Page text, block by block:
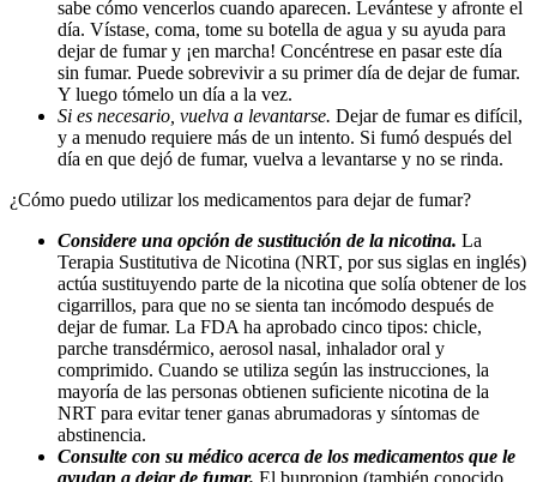
sabe cómo vencerlos cuando aparecen. Levántese y afronte el
día. Vístase, coma, tome su botella de agua y su ayuda para
dejar de fumar y ¡en marcha! Concéntrese en pasar este día
sin fumar. Puede sobrevivir a su primer día de dejar de fumar.
Y luego tómelo un día a la vez.
Si es necesario, vuelva a levantarse. Dejar de fumar es difícil,
y a menudo requiere más de un intento. Si fumó después del
día en que dejó de fumar, vuelva a levantarse y no se rinda.
¿Cómo puedo utilizar los medicamentos para dejar de fumar?
Considere una opción de sustitución de la nicotina. La
Terapia Sustitutiva de Nicotina (NRT, por sus siglas en inglés)
actúa sustituyendo parte de la nicotina que solía obtener de los
cigarrillos, para que no se sienta tan incómodo después de
dejar de fumar. La FDA ha aprobado cinco tipos: chicle,
parche transdérmico, aerosol nasal, inhalador oral y
comprimido. Cuando se utiliza según las instrucciones, la
mayoría de las personas obtienen suficiente nicotina de la
NRT para evitar tener ganas abrumadoras y síntomas de
abstinencia.
Consulte con su médico acerca de los medicamentos que le
ayudan a dejar de fumar. El bupropion (también conocido